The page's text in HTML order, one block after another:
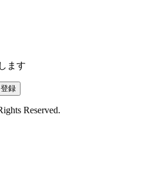
ます
登録
Reserved.